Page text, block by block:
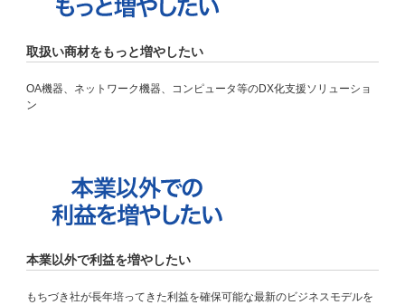
取扱い商材をもっと増やしたい
OA機器、ネットワーク機器、コンピュータ等のDX化支援ソリューショ
ン
本業以外で利益を増やしたい
もちづき社が長年培ってきた利益を確保可能な最新のビジネスモデルを